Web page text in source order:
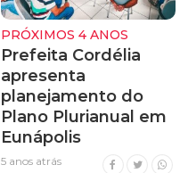
PRÓXIMOS 4 ANOS
Prefeita Cordélia
apresenta
planejamento do
Plano Plurianual em
Eunápolis
5 anos atrás